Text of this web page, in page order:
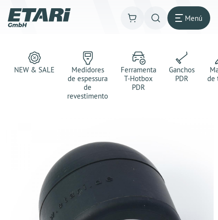
Menú
NEW & SALE
Medidores
de espessura
de
revestimento
Ferramenta
T-Hotbox
PDR
Ganchos
PDR
de